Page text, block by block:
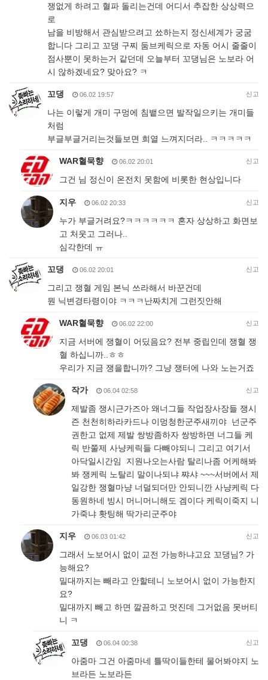
쟁없게 하려고 혈파 돌리는건데 어디서 추잡한 상상력으
로
남을 비방해서 관심받으려고 쑈하는지 정신세계가 궁굼
합니다 그리고 꼬댕 구찌 둠브케릭으로 자동 어시 줄줄이
점사뿐이 못하는거 같던데 오늘부터 꼬댕님은 노보라 어
시 않하겠네요? 맞아요? ㅋ
꼬댕 06.02 19:57 신고
나는 이렇게 개미 구멍에 침뱉으면 발작일으키는 개미들
처럼
부글부글거리는것들보면 희열 느껴지더라.. ㅋㅋㅋㅋㅋ
WAR혈묵향 06.02 20:01 신고
그건 님 정신이 온전치 못함에 비롯한 현상입니다
지우 06.02 20:33 신고
누가 부글거려요?ㅋㅋㅋㅋㅋㅋ 혼자 상상하고 화면보
고 처웃고 그러나..
심각한데 ㅠ
꼬댕 06.02 20:01 신고
그리고 쟁혈 게임 본닉 쓰라해서 바꾼건데
뭔 닉변경타령이야 ㅋㅋㅋ난짜치게 그런짓안해
WAR혈묵향 06.02 22:00 신고
지금 서버에 쟁혈이 어딨음요? 전부 중립인데 쟁혈 쟁
혈 하십니까..ㅎㅎ
우리가 지금 쟁을합니까? 그냥 쟁터에 나와 노는거죠
작가 06.04 02:58 신고
제발좀 쟁시근가즈아 왜너그들 작업장사장들 쟁시
즌 천천히하라카드나 이멍청한군주새끼야 넌군주
권한고 없제 제발 쌍방좀하자 쌍방하면 너그들 케
릭 반쭐제 사냥케릭들 다빼야되니 그리고 여기서
아닥일시간임 지원나오는사람 탈리나좀 어케해봐
봐 쟁케릭 노탈리 말이나되냐 쨔샤 ~~~서버에서 제
일강한 쟁혈마냥 너덜되더만 안되니깐 사냥케릭 다
동원하네 빙시 머니머니해도 겜이다 케릭이죽지 니
가죽냐 홧팅해 딱가리군주야
지우 06.03 01:42 신고
그래서 노보어시 없이 교전 가능하냐고요 꼬댕님? 가
능해요?
밀대까지는 빼라고 안할테니 노보어시 없이 가능한지
요?
밀대까지 빼고 하면 깔끔하고 멋진데 그거없음 못버티
니 ㅋ
꼬댕 06.04 00:38 신고
아줌마 그건 아줌마네 틀딱이들한테 물어봐야지 노
브라든 노보라든